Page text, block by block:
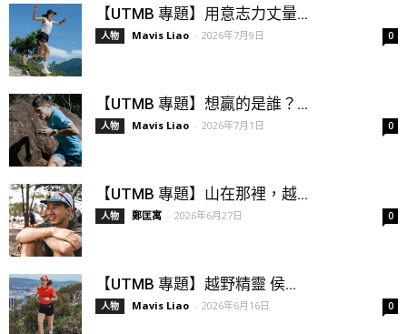
【UTMB 專題】用意志力丈量...
人物 Mavis Liao - 2026年7月9日 0
【UTMB 專題】想贏的是誰？...
人物 Mavis Liao - 2026年7月1日 0
【UTMB 專題】山在那裡，越...
人物 鄭匡寓 - 2026年6月27日 0
【UTMB 專題】越野精靈 侯...
人物 Mavis Liao - 2026年6月16日 0